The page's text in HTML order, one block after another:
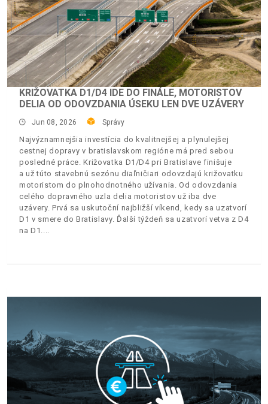
KRIŽOVATKA D1/D4 IDE DO FINÁLE, MOTORISTOV
DELIA OD ODOVZDANIA ÚSEKU LEN DVE UZÁVERY
Jun 08, 2026 Správy
Najvýznamnejšia investícia do kvalitnejšej a plynulejšej
cestnej dopravy v bratislavskom regióne má pred sebou
posledné práce. Križovatka D1/D4 pri Bratislave finišuje
a už túto stavebnú sezónu diaľničiari odovzdajú križovatku
motoristom do plnohodnotného užívania. Od odovzdania
celého dopravného uzla delia motoristov už iba dve
uzávery. Prvá sa uskutoční najbližší víkend, kedy sa uzatvorí
D1 v smere do Bratislavy. Ďalší týždeň sa uzatvorí vetva z D4
na D1.